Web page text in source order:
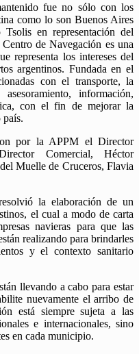
fue no sólo con los
como lo son Buenos Aires
en representación del
de Navegación es una
representa los intereses del
argentinos. Fundada en el
con el transporte, la
información,
con el fin de mejorar la
por la APPM el Director
Comercial, Héctor
Muelle de Cruceros, Flavia
la elaboración de un
el cual a modo de carta
navieras para que las
realizando para brindarles
y el contexto sanitario
llevando a cabo para estar
nuevamente el arribo de
está siempre sujeta a las
e internacionales, sino
en cada municipio.